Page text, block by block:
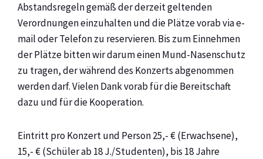
Abstandsregeln gemäß der derzeit geltenden
Verordnungen einzuhalten und die Plätze vorab via e-
mail oder Telefon zu reservieren. Bis zum Einnehmen
der Plätze bitten wir darum einen Mund-Nasenschutz
zu tragen, der während des Konzerts abgenommen
werden darf. Vielen Dank vorab für die Bereitschaft
dazu und für die Kooperation.
Eintritt pro Konzert und Person 25,- € (Erwachsene),
15,- € (Schüler ab 18 J./Studenten), bis 18 Jahre